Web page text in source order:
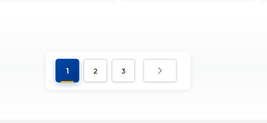
Página
Você esta lendo a pagina
1 Página
2 Página
3 Próximo